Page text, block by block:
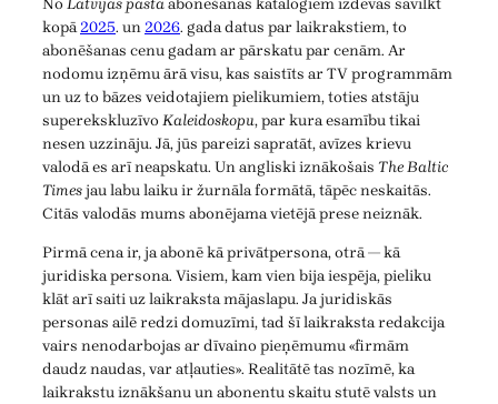
NoLatvijas pastaabonēšanas katalogiem izdevās savilkt
kopā2025. un2026. gada datus par laikrakstiem, to
abonēšanas cenu gadam ar pārskatu par cenām. Ar
nodomu izņēmu ārā visu, kas saistīts ar TV programmām
un uz to bāzes veidotajiem pielikumiem, toties atstāju
superekskluzīvoKaleidoskopu, par kura esamību tikai
nesen uzzināju. Jā, jūs pareizi sapratāt, avīzes krievu
valodā es arī neapskatu. Un angliski iznākošais The Baltic
Timesjau labu laiku ir žurnāla formātā, tāpēc neskaitās.
Citās valodās mums abonējama vietējā prese neiznāk.
Pirmā cena ir, ja abonē kā privātpersona, otrā — kā
juridiska persona. Visiem, kam vien bija iespēja, pieliku
klāt arī saiti uz laikraksta mājaslapu. Ja juridiskās
personas ailē redzi domuzīmi, tad šī laikraksta redakcija
vairs nenodarbojas ar dīvaino pieņēmumu «firmām
daudz naudas, var atļauties». Realitātē tas nozīmē, ka
laikrakstu iznākšanu un abonentu skaitu stutē valsts un